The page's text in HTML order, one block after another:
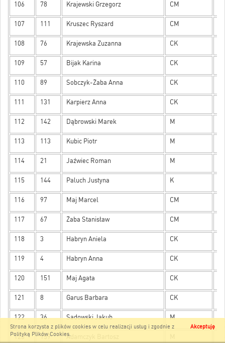
106 78 Krajewski Grzegorz CM
107 111 Kruszec Ryszard CM
108 76 Krajewska Zuzanna CK
109 57 Bijak Karina CK
110 89 Sobczyk-Żaba Anna CK
111 131 Karpierz Anna CK
112 142 Dąbrowski Marek M
113 113 Kubic Piotr M
114 21 Jaźwiec Roman M
115 144 Paluch Justyna K
116 97 Maj Marcel CM
117 67 Żaba Stanisław CM
118 3 Habryn Aniela CK
119 4 Habryn Anna CK
120 151 Maj Agata CK
121 8 Garus Barbara CK
122 36 Sadowski Jakub M 5
123 159 Adamczyk Bartosz
Akceptuję
Strona korzysta z plików cookies w celu realizacji usług i zgodnie z
Polityką Plików Cookies.